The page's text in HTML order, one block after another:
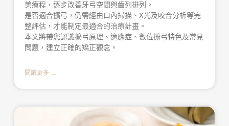
美療程，逐步改善牙弓空間與齒列排列。
是否適合擴弓，仍需經由口內掃描、X光及咬合分析等完
整評估，才能制定最適合的治療計畫。
本文將帶您認識擴弓原理、適應症、數位擴弓特色及常見
問題，建立正確的矯正觀念。
閱讀更多 →